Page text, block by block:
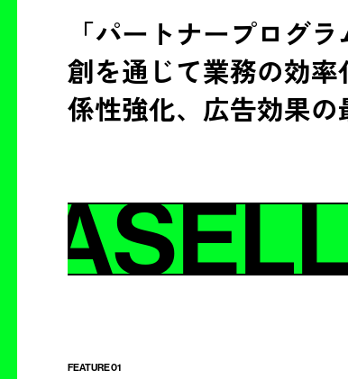
「パートナープログ
創を通じて業務の効
係性強化、広告効果の
FEATURE 01